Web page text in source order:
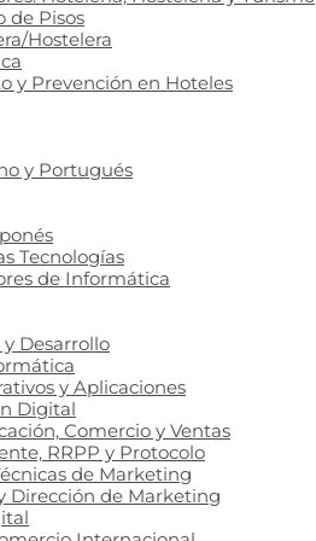
de Pisos
Hostelera
y Prevención en Hoteles
y Portugués
Tecnologías
de Informática
Desarrollo
y Aplicaciones
Digital
Comercio y Ventas
RRPP y Protocolo
de Marketing
Dirección de Marketing